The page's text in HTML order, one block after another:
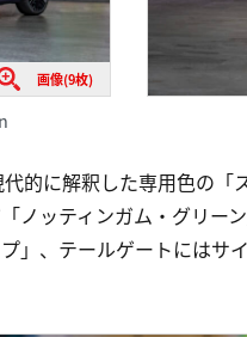
画像(9枚)
的に解釈した専用色の「
ノッティンガム・グリー
」、テールゲートにはサ